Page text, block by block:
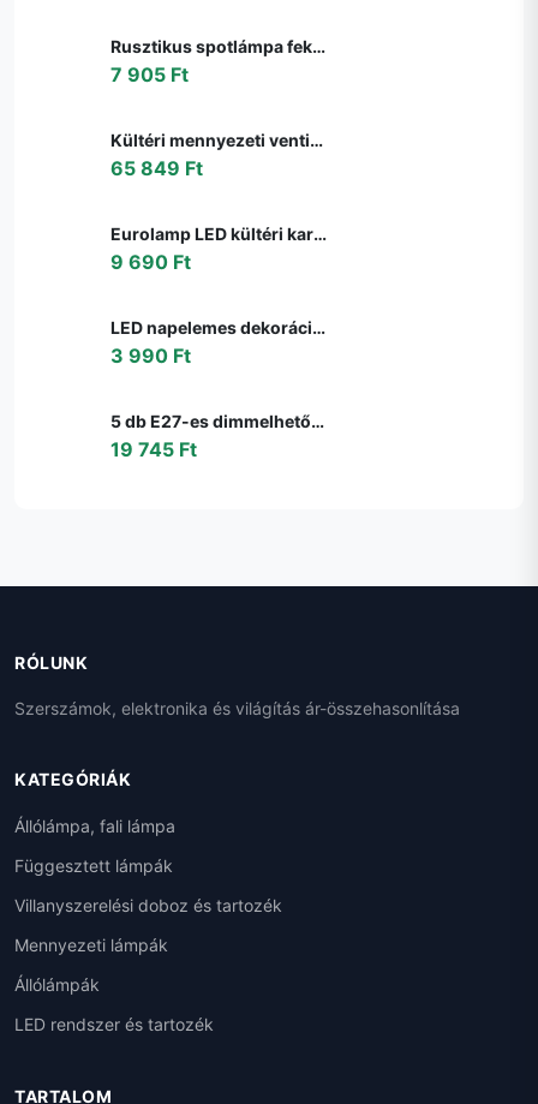
Rusztikus spotlámpa fekete állítható füstüveggel - Athén
7 905 Ft
Kültéri mennyezeti ventilátor fekete 91,3 cm LED-del, fényerőszabályzóval, távirányítóval IP44 - Toledo
65 849 Ft
Eurolamp LED kültéri karácsonyi fényfüzér LINE 500 LED 17,9 m IP44 többszínű 600
9 690 Ft
LED napelemes dekorációs lánc 10xLED/1,2V 300mAh 3,8m IP44 flamingó 311535
3 990 Ft
5 db E27-es dimmelhető LED izzó G95 matt 4W 430lm 2200-4000K szett
19 745 Ft
RÓLUNK
Szerszámok, elektronika és világítás ár-összehasonlítása
KATEGÓRIÁK
Állólámpa, fali lámpa
Függesztett lámpák
Villanyszerelési doboz és tartozék
Mennyezeti lámpák
Állólámpák
LED rendszer és tartozék
TARTALOM